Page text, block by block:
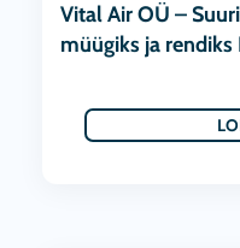
Vital Air OÜ –
müügiks ja rendiks